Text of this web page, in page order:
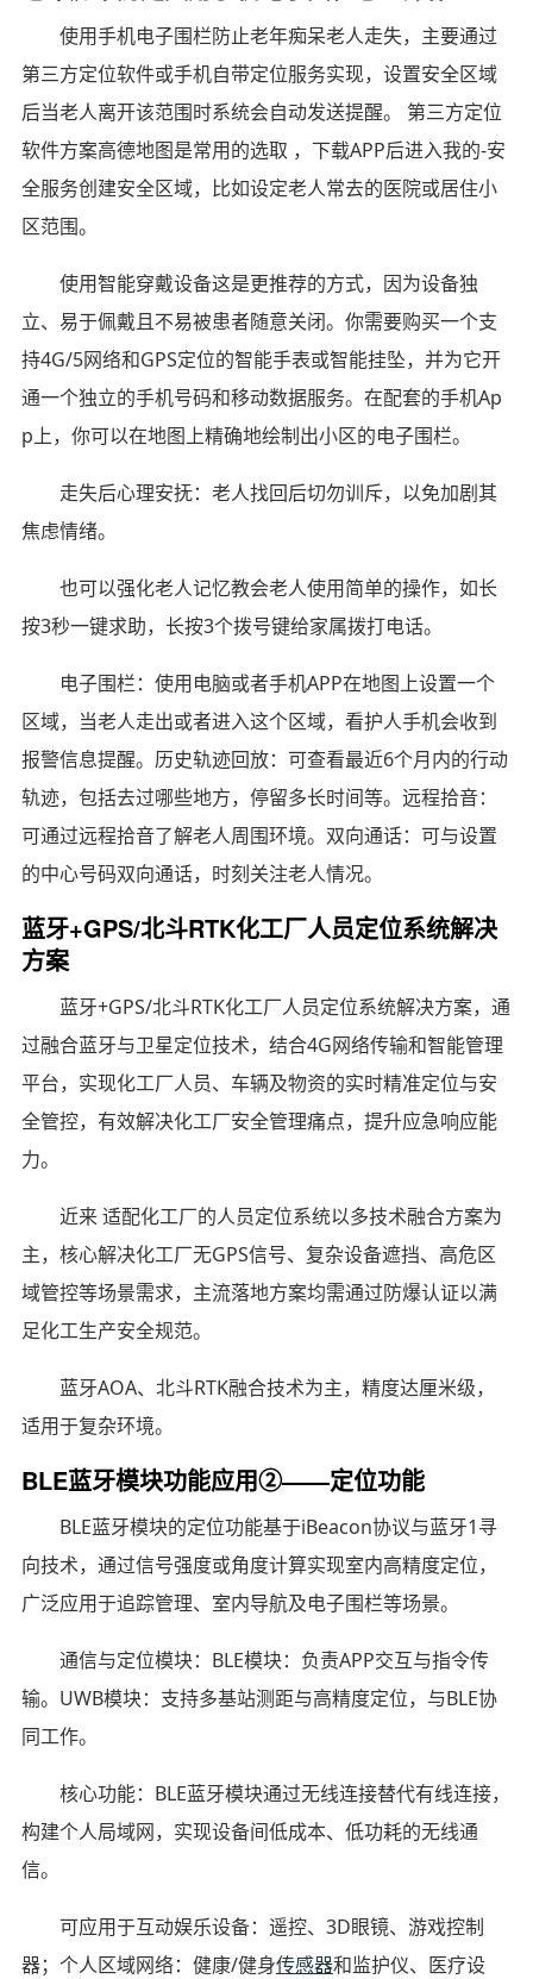
使用手机电子围栏防止老年痴呆老人走失，主要通过
第三方定位软件或手机自带定位服务实现，设置安全区域
后当老人离开该范围时系统会自动发送提醒。 第三方定位
软件方案高德地图是常用的选取 ，下载APP后进入我的-安
全服务创建安全区域，比如设定老人常去的医院或居住小
区范围。
使用智能穿戴设备这是更推荐的方式，因为设备独
立、易于佩戴且不易被患者随意关闭。你需要购买一个支
持4G/5网络和GPS定位的智能手表或智能挂坠，并为它开
通一个独立的手机号码和移动数据服务。在配套的手机Ap
p上，你可以在地图上精确地绘制出小区的电子围栏。
走失后心理安抚：老人找回后切勿训斥，以免加剧其
焦虑情绪。
也可以强化老人记忆教会老人使用简单的操作，如长
按3秒一键求助，长按3个拨号键给家属拨打电话。
电子围栏：使用电脑或者手机APP在地图上设置一个
区域，当老人走出或者进入这个区域，看护人手机会收到
报警信息提醒。历史轨迹回放：可查看最近6个月内的行动
轨迹，包括去过哪些地方，停留多长时间等。远程拾音：
可通过远程拾音了解老人周围环境。双向通话：可与设置
的中心号码双向通话，时刻关注老人情况。
蓝牙+GPS/北斗RTK化工厂人员定位系统解决
方案
蓝牙+GPS/北斗RTK化工厂人员定位系统解决方案，通
过融合蓝牙与卫星定位技术，结合4G网络传输和智能管理
平台，实现化工厂人员、车辆及物资的实时精准定位与安
全管控，有效解决化工厂安全管理痛点，提升应急响应能
力。
近来 适配化工厂的人员定位系统以多技术融合方案为
主，核心解决化工厂无GPS信号、复杂设备遮挡、高危区
域管控等场景需求，主流落地方案均需通过防爆认证以满
足化工生产安全规范。
蓝牙AOA、北斗RTK融合技术为主，精度达厘米级，
适用于复杂环境。
BLE蓝牙模块功能应用②——定位功能
BLE蓝牙模块的定位功能基于iBeacon协议与蓝牙1寻
向技术，通过信号强度或角度计算实现室内高精度定位，
广泛应用于追踪管理、室内导航及电子围栏等场景。
通信与定位模块：BLE模块：负责APP交互与指令传
输。UWB模块：支持多基站测距与高精度定位，与BLE协
同工作。
核心功能：BLE蓝牙模块通过无线连接替代有线连接，
构建个人局域网，实现设备间低成本、低功耗的无线通
信。
可应用于互动娱乐设备：遥控、3D眼镜、游戏控制
器；个人区域网络：健康/健身传感器和监护仪、医疗设